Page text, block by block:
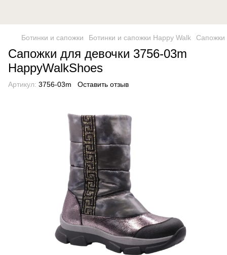
Ботинки и сапожки Ботинки и сапожки Happy Walk Сапожки
Сапожки для девочки 3756-03m
HappyWalkShoes
Артикул: 3756-03m Оставить отзыв